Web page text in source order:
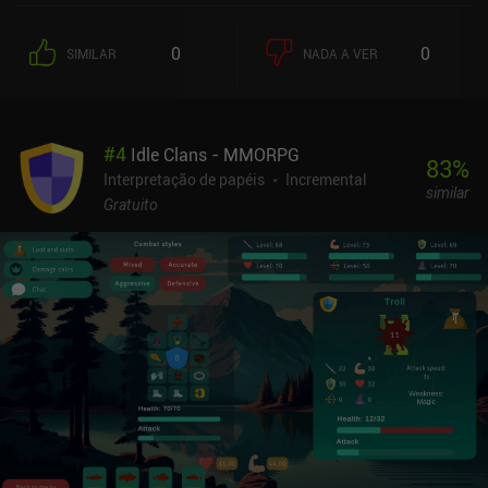
Completar níveis e derrotar chefes desbloqueia gradualmente a
mecânica essencial de todo RPG divertido, como uma barra de
diferentes abordagens táticas e um cuidadoso gerenciamento de
inventário. Portanto, gasta-se muito tempo atualizando,
quebrando, remontando e encantando nossos equipamentos até
coleta de todos os recursos necessários exige muita moagem
repetitiva e tediosa. Mas, felizmente, tudo isso pode ser
automatizado. Podemos deixar nosso telefone funcionando por
conta própria e até mesmo escrever scripts para que nosso
personagem se adapte automaticamente a diferentes situações. O
Stone Story é monetizado por meio de anúncios incentivados e
iAPs para uma moeda premium, itens premium e vários tipos de
caixas de saque. Felizmente, não há anúncios forçados ou
restrições de energia, portanto, a monetização não torna a
jogabilidade muito irritante. Embora o jogo não reinvente a roda,
seu estilo de arte e estética exclusivos proporcionam uma
SIMILAR 0 NADA A VER 0
#4 Idle Clans - MMORPG
Interpretação de papéis
Incremental
Gratuito
83%
similar